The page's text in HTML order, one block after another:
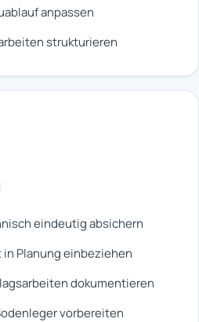
anpassen
strukturieren
eindeutig absichern
Planung einbeziehen
dokumentieren
vorbereiten